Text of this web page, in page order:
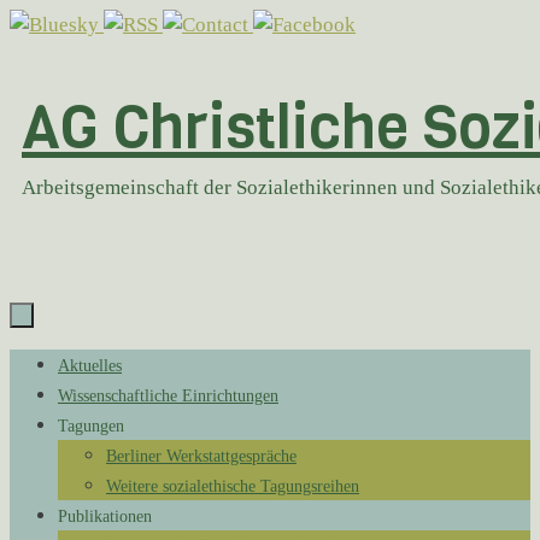
Zum
AG Christliche
Arbeitsgemeinschaft der Sozialethikerinnen und
Zum
Inhalt
springen
Aktuelles
Wissenschaftliche Einrichtungen
Tagungen
Berliner Werkstattgespräche
Weitere sozialethische Tagungsreihen
Publikationen